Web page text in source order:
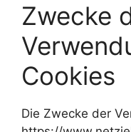
Zwecke
Cookies
Die Zwecke der